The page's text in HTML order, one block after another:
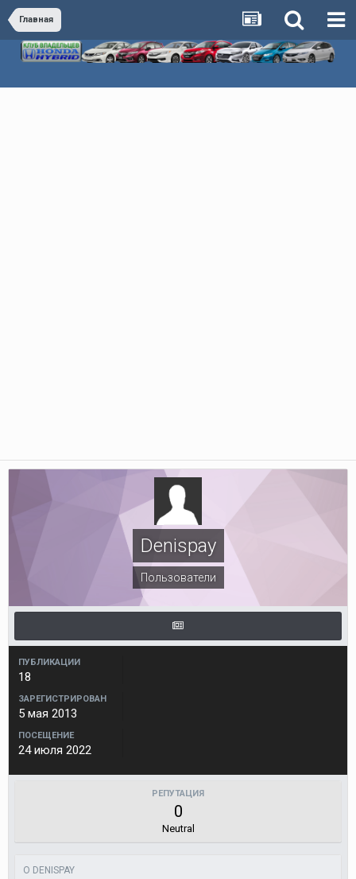
Главная
Denispay
Пользователи
ПУБЛИКАЦИИ
18
ЗАРЕГИСТРИРОВАН
5 мая 2013
ПОСЕЩЕНИЕ
24 июля 2022
РЕПУТАЦИЯ
0
Neutral
О DENISPAY